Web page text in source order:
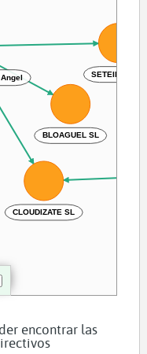
Angel SETEINCO SL
CLOUDIZATE SL
BLOAGUEL SL
encontrar las